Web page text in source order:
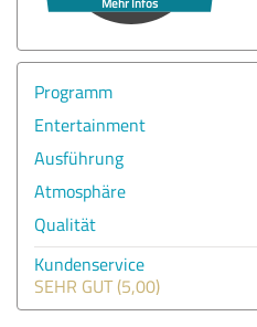
Programm
Entertainment
Ausführung
Atmosphäre
Qualität
Kundenservice
SEHR GUT (5,00)